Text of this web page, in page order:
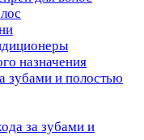
назначения
зубами и полостью
за зубами и